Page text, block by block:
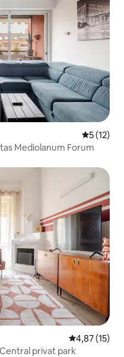
5 ud af 5
5 (12)
Mediolanum Forum
4,87 ud af 5
4,87 (15)
privat park